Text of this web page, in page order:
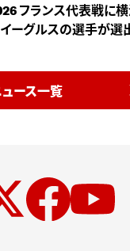
フランス代表戦に横
ーグルスの選手が選
ース一覧